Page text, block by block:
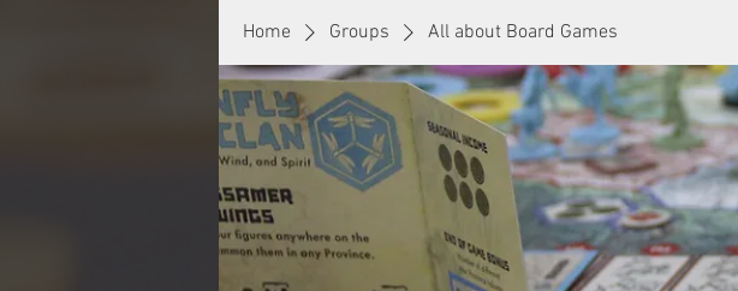
Home Groups All about Board Games